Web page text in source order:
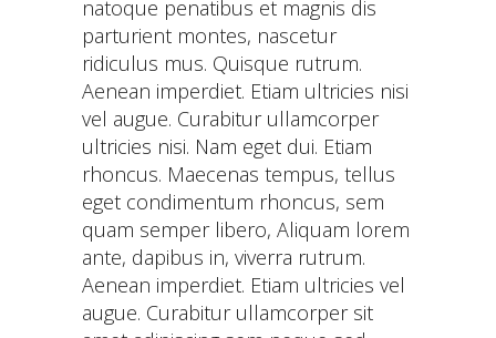
natoque penatibus et magnis dis
parturient montes, nascetur
ridiculus mus. Quisque rutrum.
Aenean imperdiet. Etiam ultricies nisi
vel augue. Curabitur ullamcorper
ultricies nisi. Nam eget dui. Etiam
rhoncus. Maecenas tempus, tellus
eget condimentum rhoncus, sem
quam semper libero, Aliquam lorem
ante, dapibus in, viverra rutrum.
Aenean imperdiet. Etiam ultricies vel
augue. Curabitur ullamcorper sit